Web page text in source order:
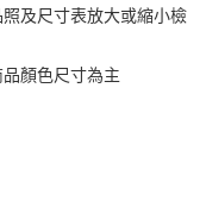
及尺寸表放大或縮小檢
顏色尺寸為主